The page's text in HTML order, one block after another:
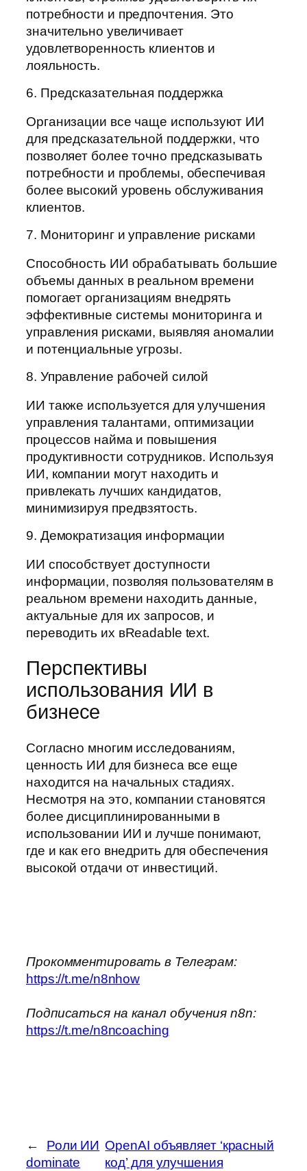
потребности и предпочтения. Это
значительно увеличивает
удовлетворенность клиентов и
лояльность.
6. Предсказательная поддержка
Организации все чаще используют ИИ
для предсказательной поддержки, что
позволяет более точно предсказывать
потребности и проблемы, обеспечивая
более высокий уровень обслуживания
клиентов.
7. Мониторинг и управление рисками
Способность ИИ обрабатывать большие
объемы данных в реальном времени
помогает организациям внедрять
эффективные системы мониторинга и
управления рисками, выявляя аномалии
и потенциальные угрозы.
8. Управление рабочей силой
ИИ также используется для улучшения
управления талантами, оптимизации
процессов найма и повышения
продуктивности сотрудников. Используя
ИИ, компании могут находить и
привлекать лучших кандидатов,
минимизируя предвзятость.
9. Демократизация информации
ИИ способствует доступности
информации, позволяя пользователям в
реальном времени находить данные,
актуальные для их запросов, и
переводить их вReadable text.
Перспективы
использования ИИ в
бизнесе
Согласно многим исследованиям,
ценность ИИ для бизнеса все еще
находится на начальных стадиях.
Несмотря на это, компании становятся
более дисциплинированными в
использовании ИИ и лучше понимают,
где и как его внедрить для обеспечения
высокой отдачи от инвестиций.
Прокомментировать в Телеграм:
https://t.me/n8nhow
Подписаться на канал обучения n8n:
https://t.me/n8ncoaching
←
Роли ИИ
dominate
OpenAI объявляет ‘красный
код’ для улучшения